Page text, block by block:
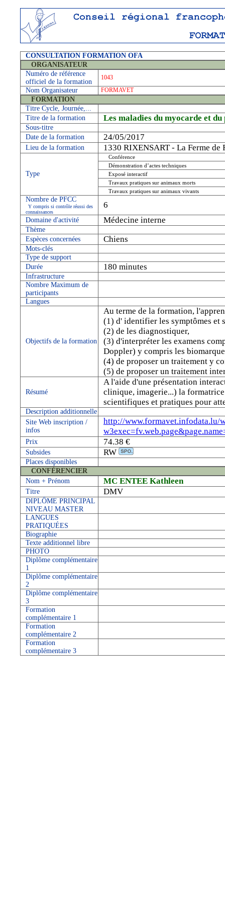
CONSULTATION FORMATION OFA
ORGANISATEUR
Numéro de référence
officiel de la formation
1043
Nom Organisateur FORMAVET
FORMATION
Titre Cycle, Journée,...
Titre de la formation
Les maladies du myocarde et
Sous-titre
Date de la formation
24/05/2017
Lieu de la formation 1330 RIXENSART - La Ferme de
Type
Conférence
Démonstration d’actes techniques
Exposé interactif
Travaux pratiques sur animaux morts
Travaux pratiques sur animaux vivants
Nombre de PFCC
Y compris si contrôle réussi des
connaissances
6
Domaine d'activité Médecine interne
Thème
Espèces concernées
Chiens
Mots-clés
Type de support
Durée
180 minutes
Infrastructure
Nombre Maximum de
participants
Langues
Objectifs de la formation
Au terme de la formation,
(1) d' identifier les symptômes et
(2) de les diagnostiquer,
(3) d'interpréter les examens
Doppler) y compris les
(4) de proposer un traitement y
(5) de proposer un traitement
Résumé
A l'aide d'une présentation
clinique, imagerie...) la
scientifiques et pratiques pour
Description additionnelle
Site Web inscription /
infos
http://www.formavet.infodata.lu/
Prix 74.38 €
Subsides RW
Places disponibles
CONFÉRENCIER
Nom + Prénom
MC ENTEE Kathleen
Titre DMV
DIPLÔME PRINCIPAL
NIVEAU MASTER
LANGUES
PRATIQUÉES
Biographie
Texte additionnel libre
PHOTO
Diplôme complémentaire
1
Diplôme complémentaire
2
Diplôme complémentaire
3
Formation
complémentaire 1
Formation
complémentaire 2
Formation
complémentaire 3